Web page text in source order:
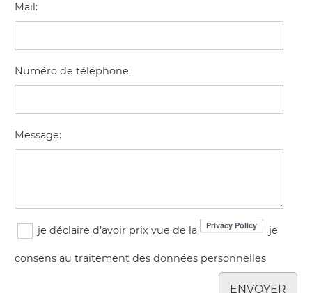
Mail:
Numéro de téléphone:
Message:
je déclaire d’avoir prix vue de la je
consens au traitement des données personnelles
ENVOYER